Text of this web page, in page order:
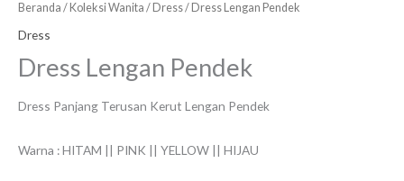
Beranda / Koleksi Wanita / Dress/ Dress Lengan Pendek
Dress
Dress Lengan Pendek
Dress Panjang Terusan Kerut Lengan Pendek
Warna : HITAM || PINK || YELLOW || HIJAU